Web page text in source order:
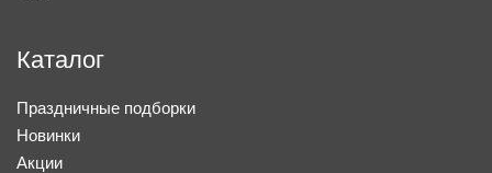
Каталог
Праздничные подборки
Новинки
Акции